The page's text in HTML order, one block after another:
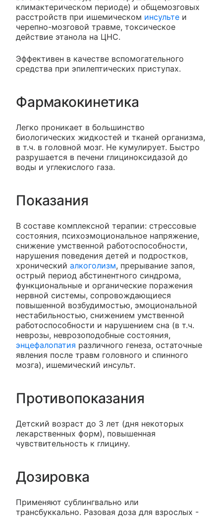
климактерическом периоде) и общемозговых
расстройств при ишемическом инсульте и
черепно-мозговой травме, токсическое
действие этанола на ЦНС.
Эффективен в качестве вспомогательного
средства при эпилептических приступах.
Фармакокинетика
Легко проникает в большинство
биологических жидкостей и тканей организма,
в т.ч. в головной мозг. Не кумулирует. Быстро
разрушается в печени глициноксидазой до
воды и углекислого газа.
Показания
В составе комплексной терапии: стрессовые
состояния, психоэмоциональное напряжение,
снижение умственной работоспособности,
нарушения поведения детей и подростков,
хронический алкоголизм, прерывание запоя,
острый период абстинентного синдрома,
функциональные и органические поражения
нервной системы, сопровождающиеся
повышенной возбудимостью, эмоциональной
нестабильностью, снижением умственной
работоспособности и нарушением сна (в т.ч.
неврозы, неврозоподобные состояния,
энцефалопатия различного генеза, остаточные
явления после травм головного и спинного
мозга), ишемический инсульт.
Противопоказания
Детский возраст до 3 лет (дня некоторых
лекарственных форм), повышенная
чувствительность к глицину.
Дозировка
Применяют сублингвально или
трансбуккально. Разовая доза для взрослых -